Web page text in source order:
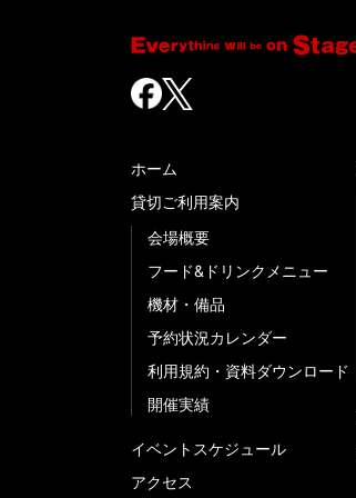
ホーム
貸切ご利用案内
会場概要
フード&ドリンクメニュー
機材・備品
予約状況カレンダー
利用規約・資料ダウンロード
開催実績
イベントスケジュール
アクセス